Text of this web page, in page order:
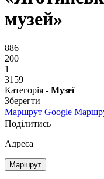
музей»
886
200
1
3159
Категорія - Музеї
Зберегти
Маршрут Google
Поділитись
Адреса
Маршрут